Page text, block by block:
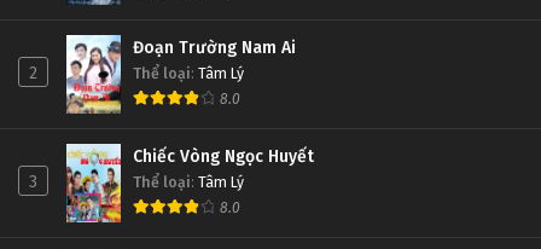
2
Đoạn Trường Nam Ai
Thể loại: Tâm Lý
8.0
3
Chiếc Vòng Ngọc Huyết
Thể loại: Tâm Lý
8.0